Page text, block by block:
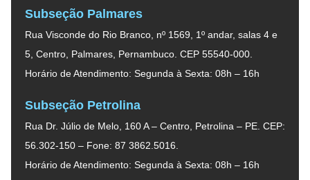
Subseção Palmares
Rua Visconde do Rio Branco, nº 1569, 1º andar, salas 4 e
5, Centro, Palmares, Pernambuco. CEP 55540-000.
Horário de Atendimento: Segunda à Sexta: 08h – 16h
Subseção Petrolina
Rua Dr. Júlio de Melo, 160 A – Centro, Petrolina – PE. CEP:
56.302-150 – Fone: 87 3862.5016.
Horário de Atendimento: Segunda à Sexta: 08h – 16h